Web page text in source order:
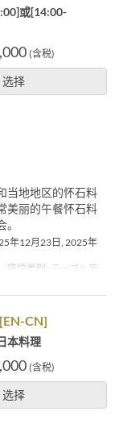
或[14:00-
(含税)
选择
当地地区的怀石料
美丽的午餐怀石料
年12月23日, 2025年
座位类别 テーブル席
CN]
本料理
(含税)
选择